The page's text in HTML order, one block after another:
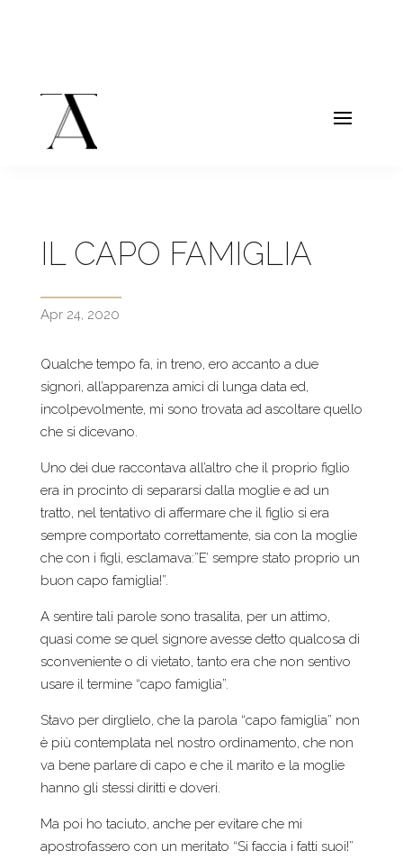
IL CAPO FAMIGLIA
Apr 24, 2020
Qualche tempo fa, in treno, ero accanto a due
signori, all’apparenza amici di lunga data ed,
incolpevolmente, mi sono trovata ad ascoltare quello
che si dicevano.
Uno dei due raccontava all’altro che il proprio figlio
era in procinto di separarsi dalla moglie e ad un
tratto, nel tentativo di affermare che il figlio si era
sempre comportato correttamente, sia con la moglie
che con i figli, esclamava:”E’ sempre stato proprio un
buon capo famiglia!”.
A sentire tali parole sono trasalita, per un attimo,
quasi come se quel signore avesse detto qualcosa di
sconveniente o di vietato, tanto era che non sentivo
usare il termine “capo famiglia”.
Stavo per dirglielo, che la parola “capo famiglia” non
è più contemplata nel nostro ordinamento, che non
va bene parlare di capo e che il marito e la moglie
hanno gli stessi diritti e doveri.
Ma poi ho taciuto, anche per evitare che mi
apostrofassero con un meritato “Si faccia i fatti suoi!”